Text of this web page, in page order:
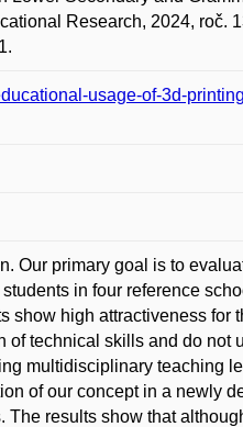
Research, 2024, roč.
usage-of-3d-
Our primary goal is to
in four reference
show high attractiveness for
technical skills and do not
multidisciplinary teaching
of our concept in a newly
The results show that